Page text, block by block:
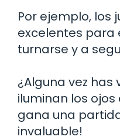
Por ejemplo, los
excelentes para
turnarse y a
¿Alguna vez has
iluminan los
gana una
invaluable!